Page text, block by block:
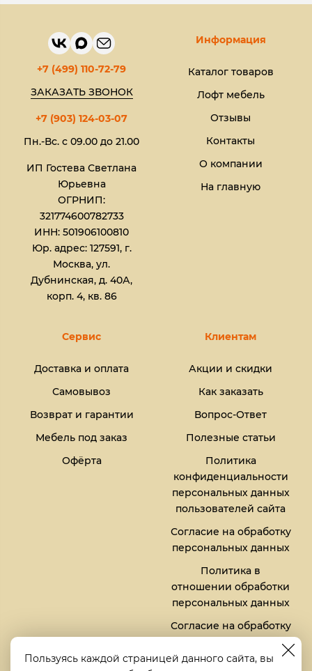
+7 (499) 110-72-79
ЗАКАЗАТЬ ЗВОНОК
+7 (903) 124-03-07
Пн.-Вс. с 09.00 до 21.00
ИП Гостева Светлана
Юрьевна​
ОГРНИП:
321774600782733
ИНН: 501906100810
Юр. адрес: 127591, г.
Москва, ул.
Дубнинская, д. 40А,
корп. 4, кв. 86
Информация
Каталог товаров
Лофт мебель
Отзывы
Контакты
О компании
На главную
Сервис
Доставка и оплата
Самовывоз
Возврат и гарантии
Мебель под заказ
Офёрта
Клиентам
Акции и скидки
Как заказать
Вопрос-Ответ
Полезные статьи
Политика
конфиденциальности
персональных данных
пользователей сайта
Согласие на обработку
персональных данных
Политика в
отношении обработки
персональных данных
Согласие на обработку
файлов кукис (cookies)
Пользуясь каждой страницей данного сайта, вы